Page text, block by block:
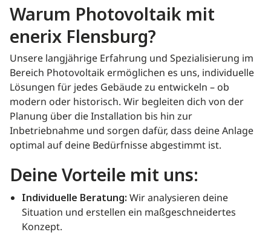
Warum Photovoltaik mit
enerix Flensburg?
Unsere langjährige Erfahrung und Spezialisierung im
Bereich Photovoltaik ermöglichen es uns, individuelle
Lösungen für jedes Gebäude zu entwickeln – ob
modern oder historisch. Wir begleiten dich von der
Planung über die Installation bis hin zur
Inbetriebnahme und sorgen dafür, dass deine Anlage
optimal auf deine Bedürfnisse abgestimmt ist.
Deine Vorteile mit uns:
Individuelle Beratung: Wir analysieren deine
Situation und erstellen ein maßgeschneidertes
Konzept.